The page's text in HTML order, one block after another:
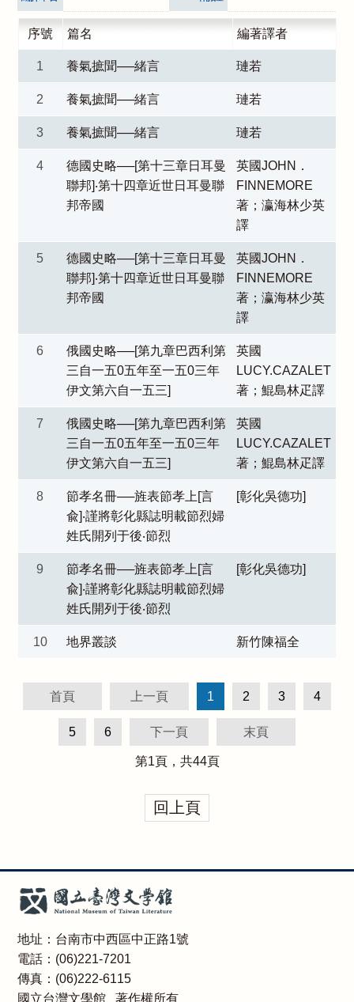
序號 篇名 編著譯者
1 養氣摭聞──緒言 璉若
2 養氣摭聞──緒言 璉若
3 養氣摭聞──緒言 璉若
4
德國史略──[第十三章日耳曼
聯邦]‧第十四章近世日耳曼聯
邦帝國
英國JOHN．
FINNEMORE
著；瀛海林少英
譯
5
德國史略──[第十三章日耳曼
聯邦]‧第十四章近世日耳曼聯
邦帝國
英國JOHN．
FINNEMORE
著；瀛海林少英
譯
6
俄國史略──[第九章巴西利第
三自一五0五年至一五0三年
伊文第六自一五三]
英國
LUCY.CAZALET
著；鯤島林疋譯
7
俄國史略──[第九章巴西利第
三自一五0五年至一五0三年
伊文第六自一五三]
英國
LUCY.CAZALET
著；鯤島林疋譯
8
節孝名冊──旌表節孝上[言
兪]‧謹將彰化縣誌明載節烈婦
姓氏開列于後‧節烈
[彰化吳德功]
9
節孝名冊──旌表節孝上[言
兪]‧謹將彰化縣誌明載節烈婦
姓氏開列于後‧節烈
[彰化吳德功]
10 地界叢談 新竹陳福全
首頁 上一頁 1 2 3 4
5 6 下一頁 末頁
第1頁，共44頁
回上頁
地址：台南市中西區中正路1號
電話：(06)221-7201
傳真：(06)222-6115
國立台灣文學館 著作權所有